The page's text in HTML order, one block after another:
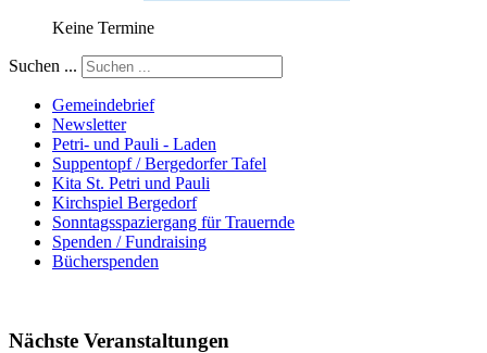
Keine Termine
Suchen ...
Gemeindebrief
Newsletter
Petri- und Pauli - Laden
Suppentopf / Bergedorfer Tafel
Kita St. Petri und Pauli
Kirchspiel Bergedorf
Sonntagsspaziergang für Trauernde
Spenden / Fundraising
Bücherspenden
Nächste Veranstaltungen